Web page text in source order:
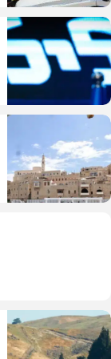
בארץ
פוליטי